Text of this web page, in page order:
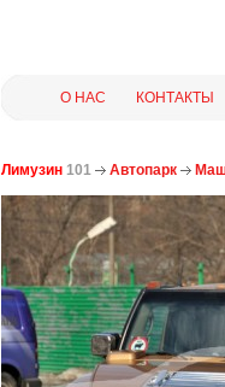
О НАС КОНТАКТЫ
Лимузин 101 Автопарк